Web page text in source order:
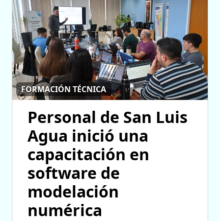
FORMACIÓN TÉCNICA
Personal de San Luis
Agua inició una
capacitación en
software de
modelación
numérica